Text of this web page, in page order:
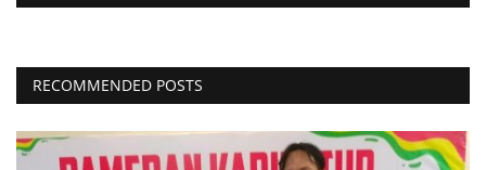
RECOMMENDED POSTS